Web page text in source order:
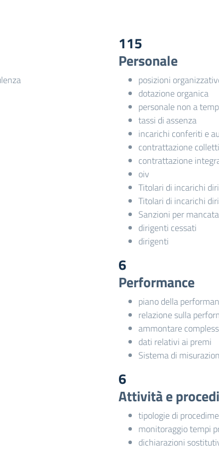
115
Personale
posizioni
dotazione organica
personale non a
tassi di assenza
incarichi conferiti e
contrattazione
contrattazione
oiv
Titolari di incarichi
Titolari di incarichi
Sanzioni per
dirigenti cessati
dirigenti
6
Performance
piano della
relazione sulla
ammontare
dati relativi ai premi
Sistema di
6
Attività e
tipologie di
monitoraggio tempi
dichiarazioni